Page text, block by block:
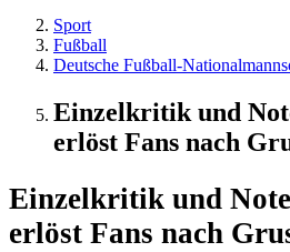
Sport
Fußball
Deutsche Fußball-
Einzelkritik und
erlöst Fans nach
Einzelkritik und
erlöst Fans nach